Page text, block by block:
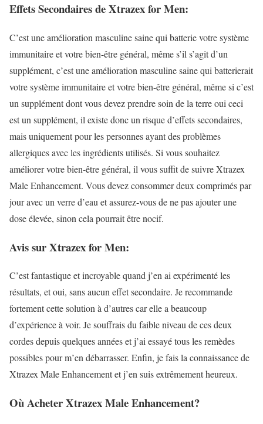
Effets Secondaires de Xtrazex for Men:
C’est une amélioration masculine saine qui batterie votre système
immunitaire et votre bien-être général, même s’il s’agit d’un
supplément, c’est une amélioration masculine saine qui batterierait
votre système immunitaire et votre bien-être général, même si c’est
un supplément dont vous devez prendre soin de la terre oui ceci
est un supplément, il existe donc un risque d’effets secondaires,
mais uniquement pour les personnes ayant des problèmes
allergiques avec les ingrédients utilisés. Si vous souhaitez
améliorer votre bien-être général, il vous suffit de suivre Xtrazex
Male Enhancement. Vous devez consommer deux comprimés par
jour avec un verre d’eau et assurez-vous de ne pas ajouter une
dose élevée, sinon cela pourrait être nocif.
Avis sur Xtrazex for Men:
C’est fantastique et incroyable quand j’en ai expérimenté les
résultats, et oui, sans aucun effet secondaire. Je recommande
fortement cette solution à d’autres car elle a beaucoup
d’expérience à voir. Je souffrais du faible niveau de ces deux
cordes depuis quelques années et j’ai essayé tous les remèdes
possibles pour m’en débarrasser. Enfin, je fais la connaissance de
Xtrazex Male Enhancement et j’en suis extrêmement heureux.
Où Acheter Xtrazex Male Enhancement?